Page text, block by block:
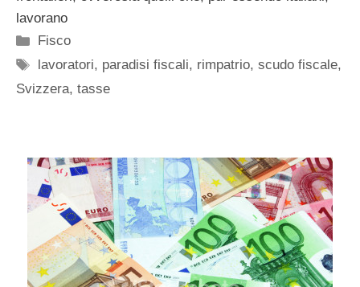
lavorano
Categorie
Fisco
Tag
lavoratori, paradisi fiscali, rimpatrio,scudo fiscale,
Svizzera, tasse